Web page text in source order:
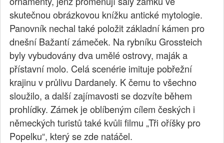
skutečnou obrázkovou knížku antické mytologie.
Panovník nechal také položit základní kámen pro
dnešní Bažantí zámeček. Na rybníku Grossteich
byly vybudovány dva umělé ostrovy, maják a
přístavní molo. Celá scenérie imituje pobřežní
krajinu v průlivu Dardanely. K čemu to všechno
sloužilo, a další zajímavosti se dozvíte během
prohlídky. Zámek je oblíbeným cílem českých i
německých turistů také kvůli filmu „Tři oříšky pro
Popelku“, který se zde natáčel.